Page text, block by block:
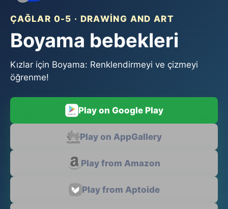
ÇAĞLAR 0-5 · DRAWING AND ART
Boyama bebekleri
Kızlar için Boyama: Renklendirmeyi ve çizmeyi
öğrenme!
Play on Google Play
Play on AppGallery
Play from Amazon
Play from Aptoide